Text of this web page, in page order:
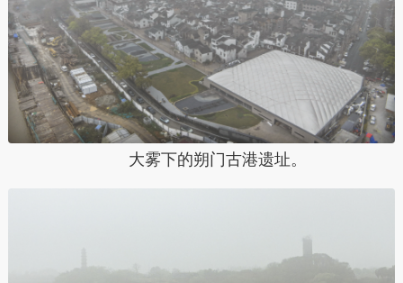
大雾下的朔门古港遗址。